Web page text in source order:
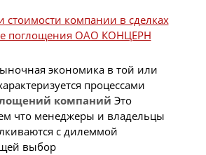
стоимости компании в сделках
поглощения ОАО КОНЦЕРН
экономика в той или
процессами
компаний Это
что менеджеры и владельцы
с дилеммой
выбор